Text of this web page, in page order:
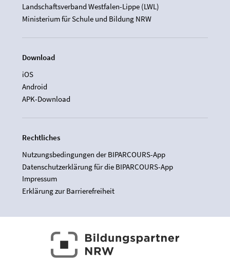
Landschaftsverband Westfalen-Lippe (LWL)
Ministerium für Schule und Bildung NRW
Download
iOS
Android
APK-Download
Rechtliches
Nutzungsbedingungen der BIPARCOURS-App
Datenschutzerklärung für die BIPARCOURS-App
Impressum
Erklärung zur Barrierefreiheit